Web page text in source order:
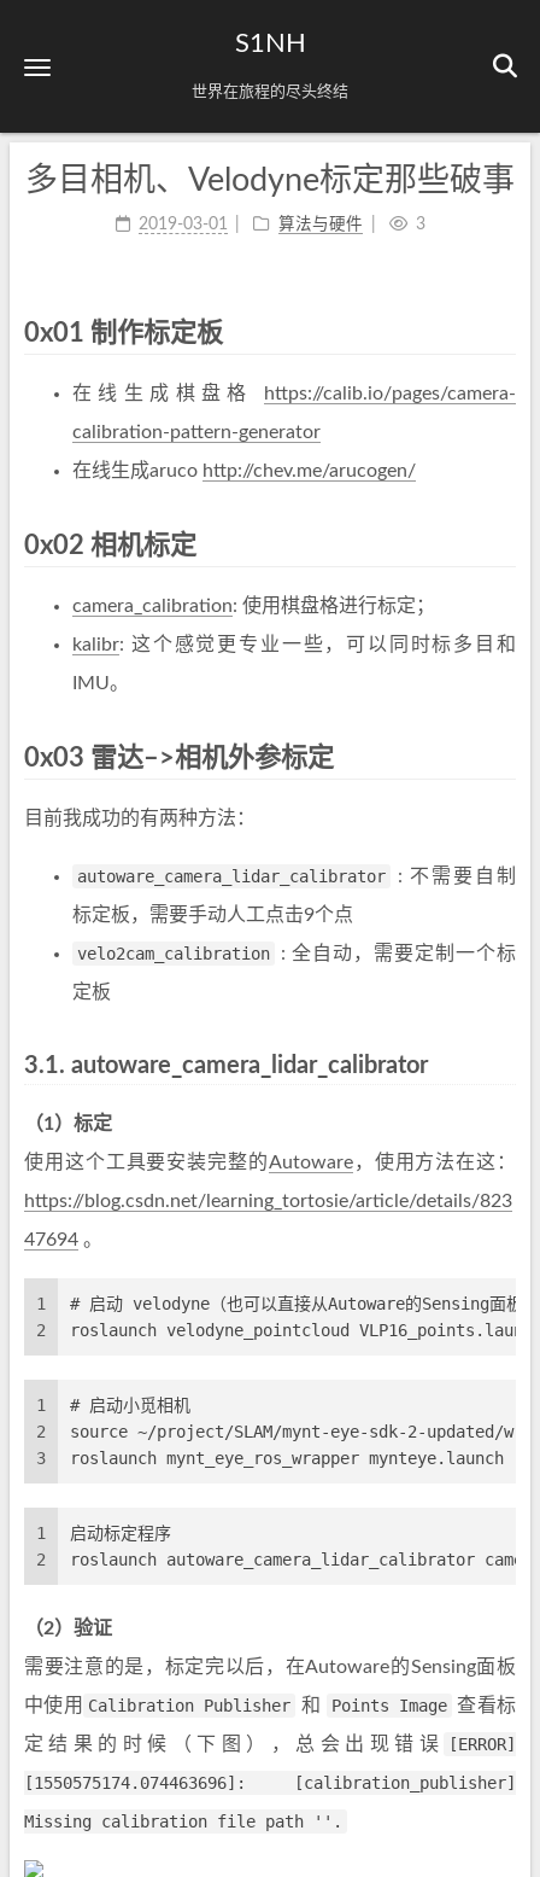
S1NH
世界在旅程的尽头终结
多目相机、Velodyne标定那些破事
2019-03-01 算法与硬件 3
0x01 制作标定板
在线生成棋盘格
https://calib.io/pages/camera-
calibration-pattern-generator
在线生成aruco http://chev.me/arucogen/
0x02 相机标定
camera_calibration: 使用棋盘格进行标定；
kalibr: 这个感觉更专业一些，可以同时标多目和
IMU。
0x03 雷达–>相机外参标定
目前我成功的有两种方法：
autoware_camera_lidar_calibrator
: 不需要自制
标定板，需要手动人工点击9个点
velo2cam_calibration
: 全自动，需要定制一个标
定板
3.1. autoware_camera_lidar_calibrator
（1）标定
使用这个工具要安装完整的Autoware，使用方法在这：
https://blog.csdn.net/learning_tortosie/article/details/823
47694 。
1
2
# 启动 velodyne（也可以直接从Autoware的Sensing面板
roslaunch velodyne_pointcloud
1
2
3
# 启动小觅相机
source ~/project/SLAM/mynt-eye-sdk-2-updated/
roslaunch mynt_eye_ros_wrapper mynteye.launch
1
2
启动标定程序
roslaunch autoware_camera_lidar_calibrator
（2）验证
需要注意的是，标定完以后，在Autoware的Sensing面板
中使用 Calibration Publisher 和 Points Image 查看标
定结果的时候（下图），总会出现错误
[ERROR]
[1550575174.074463696]: [calibration_publisher]
Missing calibration file path ''.